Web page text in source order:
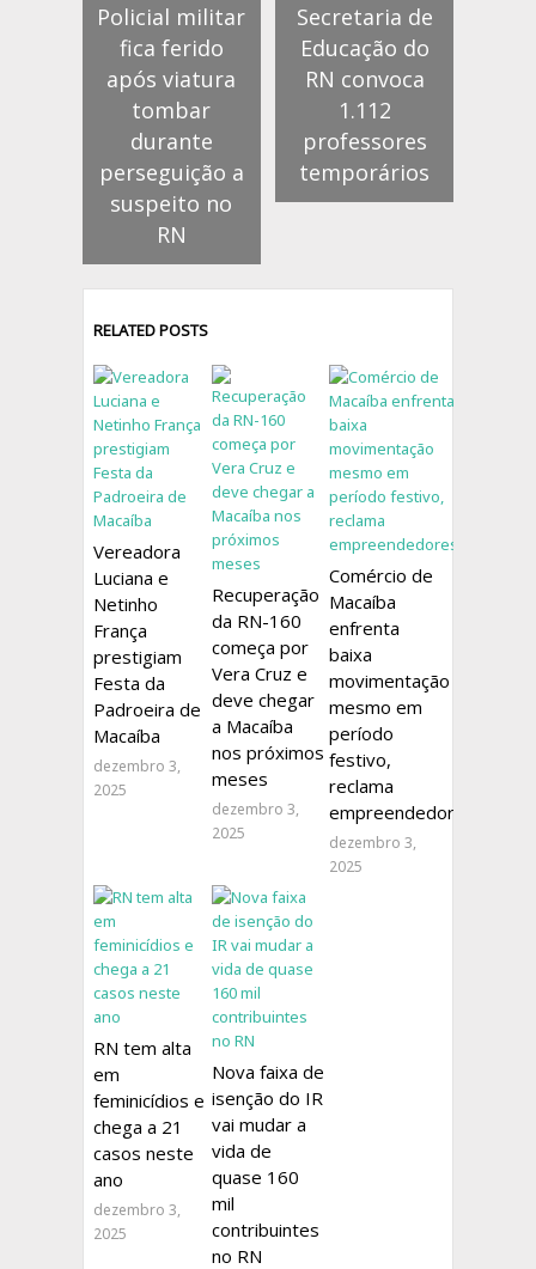
Policial militar
fica ferido
após viatura
tombar
durante
perseguição a
suspeito no
RN
Secretaria de
Educação do
RN convoca
1.112
professores
temporários
RELATED POSTS
Vereadora
Luciana e
Netinho
França
prestigiam
Festa da
Padroeira de
Macaíba
dezembro 3,
2025
Recuperação
da RN-160
começa por
Vera Cruz e
deve chegar
a Macaíba
nos próximos
meses
dezembro 3,
2025
Comércio de
Macaíba
enfrenta
baixa
movimentação
mesmo em
período
festivo,
reclama
empreendedores
dezembro 3,
2025
RN tem alta
em
feminicídios e
chega a 21
casos neste
ano
dezembro 3,
2025
Nova faixa de
isenção do IR
vai mudar a
vida de
quase 160
mil
contribuintes
no RN